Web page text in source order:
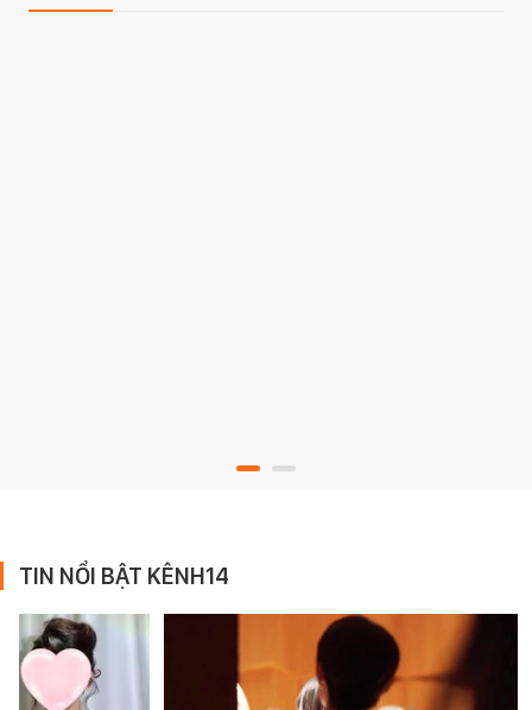
TIN NỔI BẬT KÊNH14